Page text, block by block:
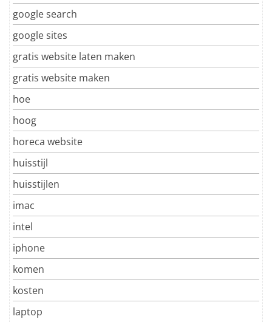
google search
google sites
gratis website laten maken
gratis website maken
hoe
hoog
horeca website
huisstijl
huisstijlen
imac
intel
iphone
komen
kosten
laptop